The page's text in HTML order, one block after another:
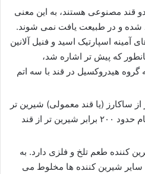
قند مصنوعی هستند، به این معنی
شده و در طبیعت یافت نمی شوند.
آمینه اسپارتیک اسید و فنیل آلانین
که پیش تر اشاره شد،
گروه هیدروکسیل در قند با سه اتم
حدود ۶۰۰ برابر از ساکارز (یا قند معمولی) شیرین تر
است، در حالی که آسپارتام حدود ۲۰۰ برابر شیرین تر از قند
کننده طعم تلخ و فلزی دارد. به
سایر شیرین کننده ها مخلوط می